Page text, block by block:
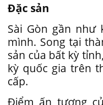
Đặc sản
Sài Gòn gần như
mình. Song tại
sản của bất kỳ
kỳ quốc gia trên
cấp.
Điểm ấn tượng